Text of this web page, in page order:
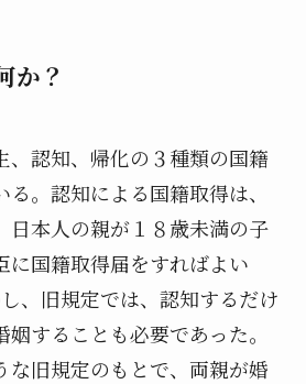
か？
認知、帰化の３種類の国籍
。認知による国籍取得は、
日本人の親が１８歳未満の子
に国籍取得届をすればよい
し、旧規定では、認知するだけ
することも必要であった。
な旧規定のもとで、両親が婚